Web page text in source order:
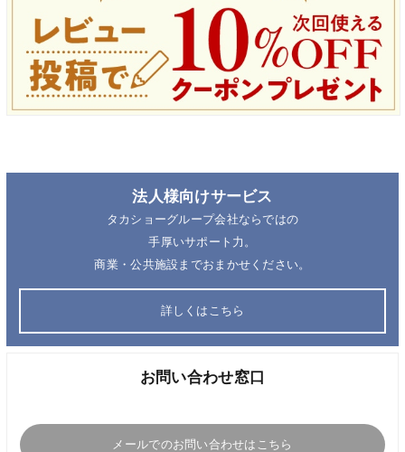
法人様向けサービス
タカショーグループ会社ならではの
手厚いサポート力。
商業・公共施設までおまかせください。
詳しくはこちら
お問い合わせ窓口
メールでのお問い合わせはこちら